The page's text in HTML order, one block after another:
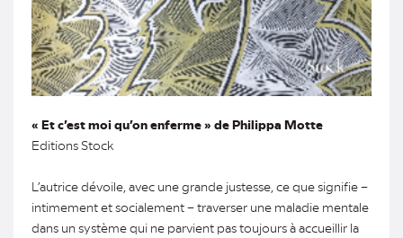
« Et c’est moi qu’on enferme » de Philippa Motte
Editions Stock
L’autrice dévoile, avec une grande justesse, ce que signifie –
intimement et socialement – traverser une maladie mentale
dans un système qui ne parvient pas toujours à accueillir la